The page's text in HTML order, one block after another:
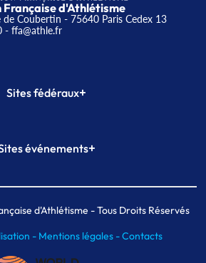
Française d'Athlétisme
de Coubertin - 75640 Paris Cedex 13
- ffa@athle.fr
Sites fédéraux+
Formation
événements+
de Paris indoor
MAIF Ekiden de Paris
d'Athlétisme - Tous Droits Réservés
- Mentions légales -Contacts